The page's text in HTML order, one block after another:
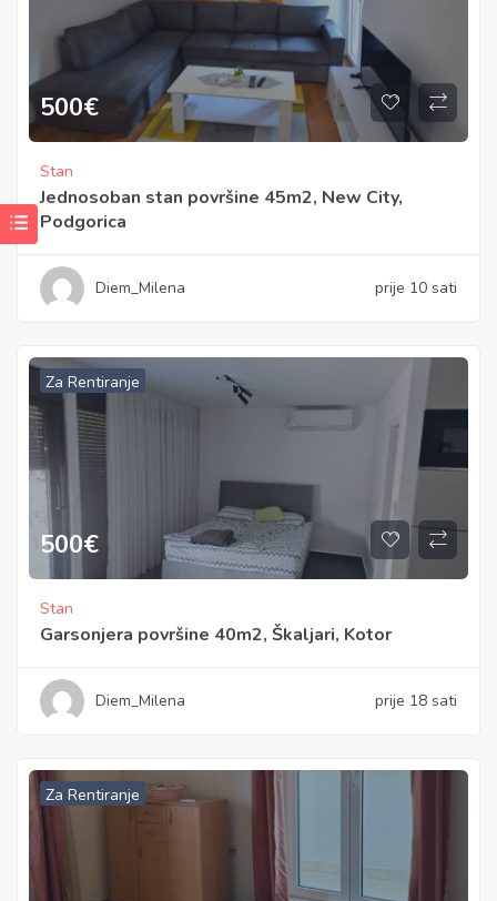
500€
Stan
Jednosoban stan površine 45m2, New City,
Podgorica
Diem_Milena prije 10 sati
Za Rentiranje
500€
Stan
Garsonjera površine 40m2, Škaljari, Kotor
Diem_Milena prije 18 sati
Za Rentiranje